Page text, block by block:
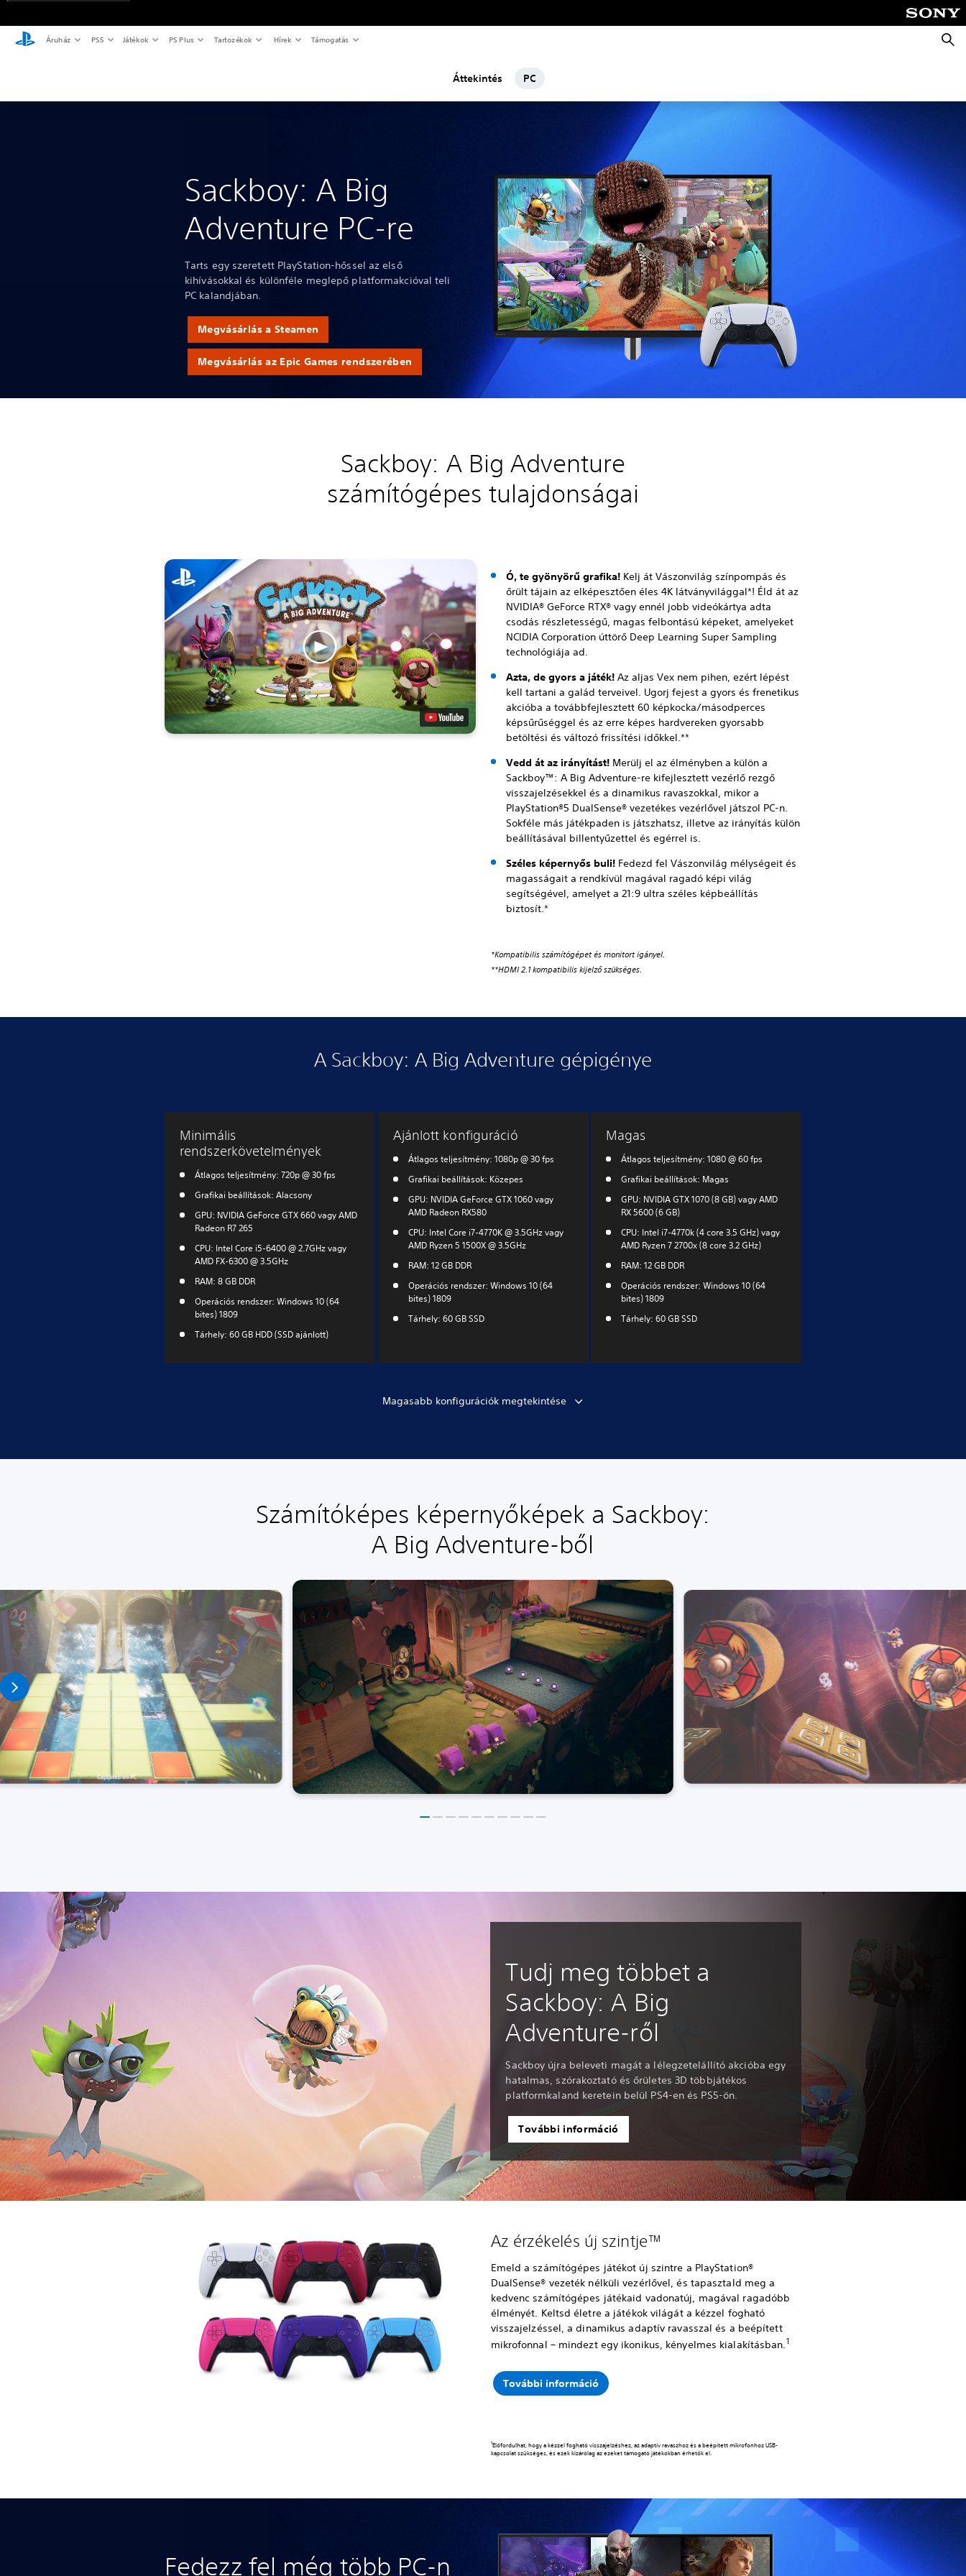
Áruház PS5 Játékok PS Plus Tartozékok Hírek Támogatás
Áttekintés PC
Sackboy: A Big
Adventure PC-re
Tarts egy szeretett PlayStation-hőssel az első
kihívásokkal és különféle meglepő platformakcióval teli
PC kalandjában.
Megvásárlás a Steamen
Megvásárlás az Epic Games rendszerében
Sackboy: A Big Adventure
számítógépes tulajdonságai
Ó, te gyönyörű grafika!Kelj át Vászonvilág színpompás és
őrült tájain az elképesztően éles 4K látványvilággal*! Éld át az
NVIDIA® GeForce RTX® vagy ennél jobb videókártya adta
csodás részletességű, magas felbontású képeket, amelyeket
NCIDIA Corporation úttörő Deep Learning Super Sampling
technológiája ad.
Azta, de gyors a játék!Az aljas Vex nem pihen, ezért lépést
kell tartani a galád terveivel. Ugorj fejest a gyors és frenetikus
akcióba a továbbfejlesztett 60 képkocka/másodperces
képsűrűséggel és az erre képes hardvereken gyorsabb
betöltési és változó frissítési időkkel.**
Vedd át az irányítást! Merülj el az élményben a külön a
Sackboy™: A Big Adventure-re kifejlesztett vezérlő rezgő
visszajelzésekkel és a dinamikus ravaszokkal, mikor a
PlayStation®5 DualSense® vezetékes vezérlővel játszol PC-n.
Sokféle más játékpaden is játszhatsz, illetve az irányítás külön
beállításával billentyűzettel és egérrel is.
Széles képernyős buli! Fedezd fel Vászonvilág mélységeit és
magasságait a rendkívül magával ragadó képi világ
segítségével, amelyet a 21:9 ultra széles képbeállítás
biztosít.*
*Kompatibilis számítógépet és monitort igányel.
**HDMI 2.1 kompatibilis kijelző szükséges.
A Sackboy: A Big Adventure gépigénye
Minimális
rendszerkövetelmények
Átlagos teljesítmény: 720p @ 30 fps
Grafikai beállítások: Alacsony
GPU: NVIDIA GeForce GTX 660 vagy AMD
Radeon R7 265
CPU: Intel Core i5-6400 @ 2.7GHz vagy
AMD FX-6300 @ 3.5GHz
RAM: 8 GB DDR
Operációs rendszer: Windows 10 (64
bites) 1809
Tárhely: 60 GB HDD (SSD ajánlott)
Ajánlott konfiguráció
Átlagos teljesítmény: 1080p @ 30 fps
Grafikai beállítások: Közepes
GPU: NVIDIA GeForce GTX 1060 vagy
AMD Radeon RX580
CPU: Intel Core i7-4770K @ 3.5GHz vagy
AMD Ryzen 5 1500X @ 3.5GHz
RAM: 12 GB DDR
Operációs rendszer: Windows 10 (64
bites) 1809
Tárhely: 60 GB SSD
Magas
Átlagos teljesítmény: 1080 @ 60 fps
Grafikai beállítások: Magas
GPU: NVIDIA GTX 1070 (8 GB) vagy AMD
RX 5600 (6 GB)
CPU: Intel i7-4770k (4 core 3.5 GHz) vagy
AMD Ryzen 7 2700x (8 core 3.2 GHz)
RAM: 12 GB DDR
Operációs rendszer: Windows 10 (64
bites) 1809
Tárhely: 60 GB SSD
Magasabb konfigurációk megtekintése
Számítóképes képernyőképek a Sackboy:
A Big Adventure-ből
Tudj meg többet a
Sackboy: A Big
Adventure-ről
Sackboy újra beleveti magát a lélegzetelállító akcióba egy
hatalmas, szórakoztató és őrületes 3D többjátékos
platformkaland keretein belül PS4-en és PS5-ön.
További információ
Az érzékelés új szintje™
Emeld a számítógépes játékot új szintre a PlayStation®
DualSense® vezeték nélküli vezérlővel, és tapasztald meg a
kedvenc számítógépes játékaid vadonatúj, magával ragadóbb
élményét. Keltsd életre a játékok világát a kézzel fogható
visszajelzéssel, a dinamikus adaptív ravasszal és a beépített
mikrofonnal – mindezt egy ikonikus, kényelmes kialakításban.1
További információ
1Előfordulhat, hogy a kézzel fogható visszajelzéshez, az adaptív ravaszhoz és a beépített mikrofonhoz USB-
kapcsolat szükséges, és ezek kizárólag az ezeket támogató játékokban érhetők el.
Fedezz fel még több PC-n